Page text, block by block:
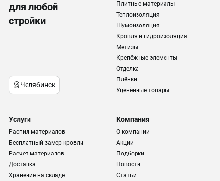
для любой
стройки
Челябинск
Плитные материалы
Теплоизоляция
Шумоизоляция
Кровля и гидроизоляция
Метизы
Крепёжные элементы
Отделка
Плёнки
Уценённые товары
Услуги
Распил материалов
Бесплатный замер кровли
Расчет материалов
Доставка
Хранение на складе
Компания
О компании
Акции
Подборки
Новости
Статьи